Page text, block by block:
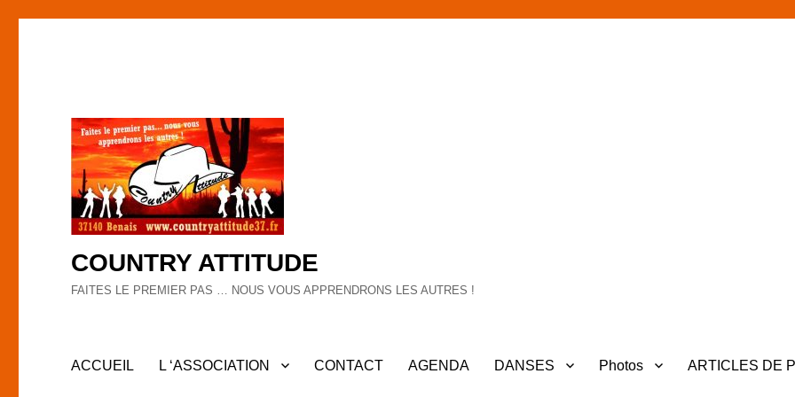
COUNTRY ATTITUDE
FAITES LE PREMIER PAS … NOUS VOUS APPRENDRONS LES AUTRES !
ACCUEIL L ‘ASSOCIATION CONTACT AGENDA DANSES Photos ARTICLES DE